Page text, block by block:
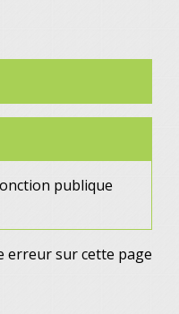
publique
erreur sur cette page